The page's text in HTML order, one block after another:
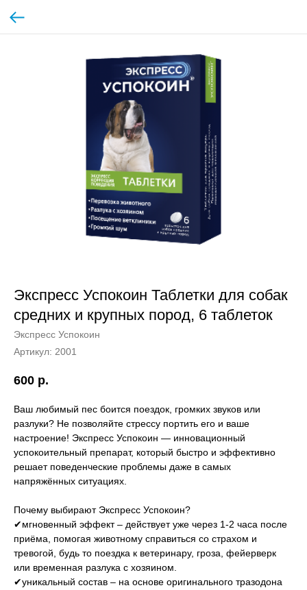
Экспресс Успокоин Таблетки для собак
средних и крупных пород, 6 таблеток
Экспресс Успокоин
Артикул: 2001
600 р.
Ваш любимый пес боится поездок, громких звуков или
разлуки? Не позволяйте стрессу портить его и ваше
настроение! Экспресс Успокоин — инновационный
успокоительный препарат, который быстро и эффективно
решает поведенческие проблемы даже в самых
напряжённых ситуациях.
Почему выбирают Экспресс Успокоин?
✔мгновенный эффект – действует уже через 1-2 часа после
приёма, помогая животному справиться со страхом и
тревогой, будь то поездка к ветеринару, гроза, фейерверк
или временная разлука с хозяином.
✔уникальный состав – на основе оригинального тразодона